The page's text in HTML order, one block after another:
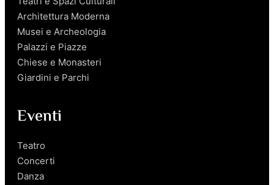
Architettura Moderna
Musei e Archeologia
Palazzi e Piazze
Chiese e Monasteri
Giardini e Parchi
Eventi
Teatro
Concerti
Danza